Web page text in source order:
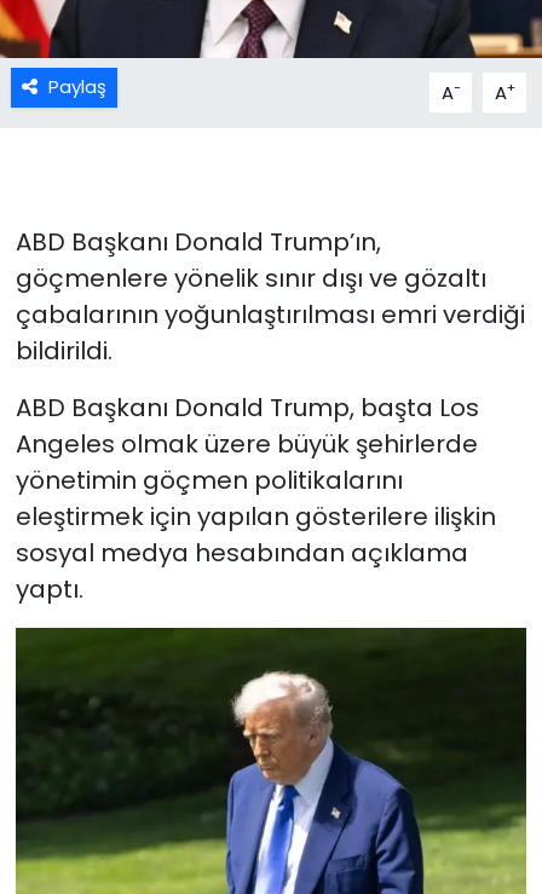
Paylaş A- A+
ABD Başkanı Donald Trump’ın,
göçmenlere yönelik sınır dışı ve gözaltı
çabalarının yoğunlaştırılması emri verdiği
bildirildi.
ABD Başkanı Donald Trump, başta Los
Angeles olmak üzere büyük şehirlerde
yönetimin göçmen politikalarını
eleştirmek için yapılan gösterilere ilişkin
sosyal medya hesabından açıklama
yaptı.